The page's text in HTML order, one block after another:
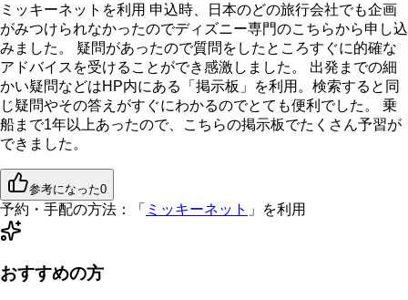
ミッキーネットを利用 申込時、日本のどの旅行会社でも企画
がみつけられなかったのでディズニー専門のこちらから申し込
みました。 疑問があったので質問をしたところすぐに的確な
アドバイスを受けることができ感激しました。 出発までの細
かい疑問などはHP内にある「掲示板」を利用。検索すると同
じ疑問やその答えがすぐにわかるのでとても便利でした。 乗
船まで1年以上あったので、こちらの掲示板でたくさん予習が
できました。
参考になった0
予約・手配の方法： 「 ミッキーネット 」を利用
おすすめの方